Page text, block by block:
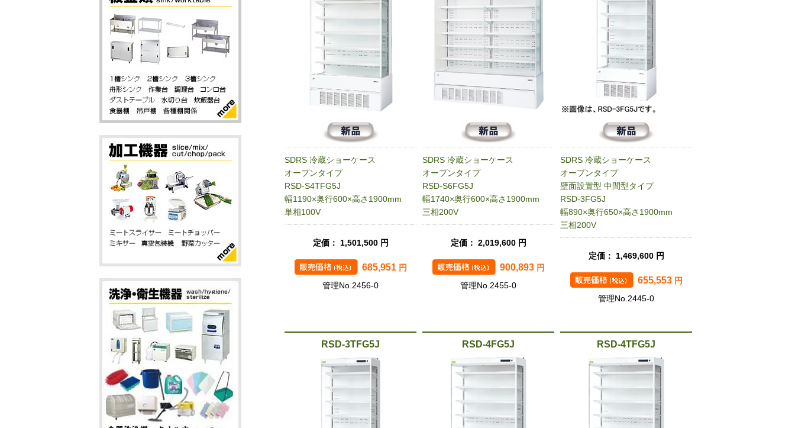
SDRS 冷蔵ショーケース
オープンタイプ
RSD-S4TFG5J
幅1190×奥行600×高さ1900mm
単相100V
定価： 1,501,500 円
685,951 円
管理No.2456-0
SDRS 冷蔵ショーケース
オープンタイプ
RSD-S6FG5J
幅1740×奥行600×高さ1900mm
三相200V
定価： 2,019,600 円
900,893 円
管理No.2455-0
SDRS 冷蔵ショーケース
オープンタイプ
壁面設置型 中間型タイプ
RSD-3FG5J
幅890×奥行650×高さ1900mm
三相200V
定価： 1,469,600 円
655,553 円
管理No.2445-0
RSD-3TFG5J RSD-4FG5J RSD-4TFG5J